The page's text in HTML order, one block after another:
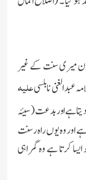
میری سنت کے غیر
نابلسیعلیہ
ہے اور بدعت (سیئہ
اور وہ یوں راہ رسنت
کرتا ہے وہ گمراہی